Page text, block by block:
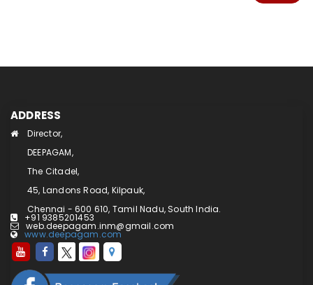
ADDRESS
Director,
DEEPAGAM,
The Citadel,
45, Landons Road, Kilpauk,
Chennai - 600 610, Tamil Nadu, South India.
+91 9385201453
web.deepagam.inm@gmail.com
www.deepagam.com